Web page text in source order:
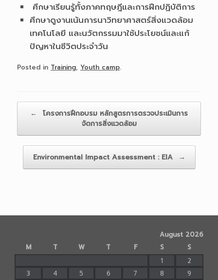
ศึกษาเรียนรู้ทั้งภาคทฤษฎีและการฝึกปฏิบัติการ
ศึกษาดูงานเน้นการนาวิทยาศาสตร์สิ่งแวดล้อม
เทคโนโลยี และนวัตกรรมมาใช้ประโยชน์และแก้
ปัญหาในชีวิตประจำวัน
Posted in Training, Youth camp.
←
โครงการฝึกอบรม หลักสูตรการตรวจประเมินการ
จัดการสิ่งแวดล้อม
Environmental Impact Assessment : EIA →
August 2026
M
T W T F S
S
1
2
3
4 5 6 7 8
9